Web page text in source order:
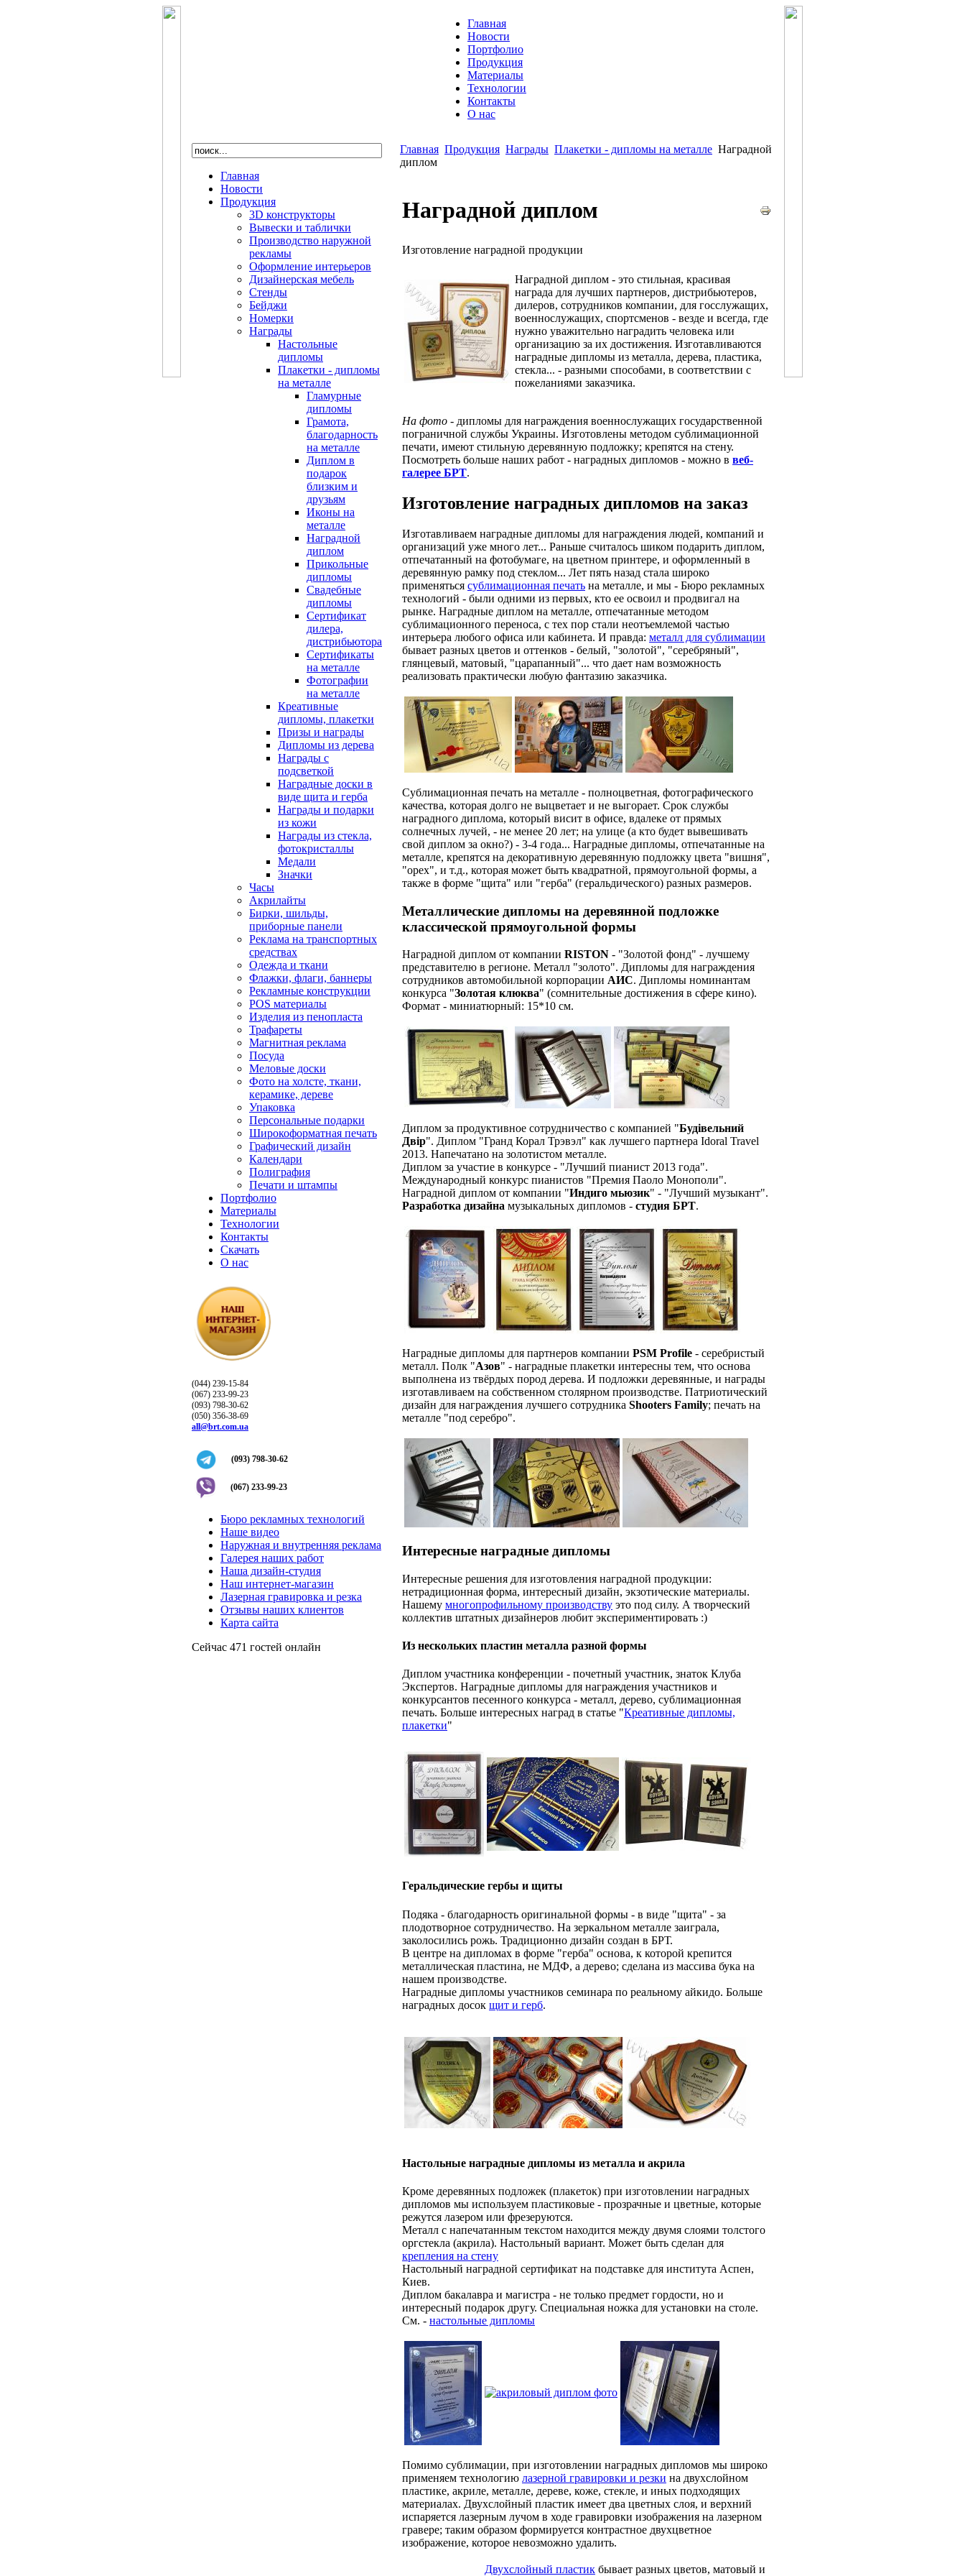
Главная
Новости
Портфолио
Продукция
Материалы
Технологии
Контакты
О нас
Главная
Новости
Продукция
3D конструкторы
Вывески и таблички
Производство наружной
рекламы
Оформление интерьеров
Дизайнерская мебель
Стенды
Бейджи
Номерки
Награды
Настольные
дипломы
Плакетки - дипломы
на металле
Гламурные
дипломы
Грамота,
благодарность
на металле
Диплом в
подарок
близким и
друзьям
Иконы на
металле
Наградной
диплом
Прикольные
дипломы
Свадебные
дипломы
Сертификат
дилера,
дистрибьютора
Сертификаты
на металле
Фотографии
на металле
Креативные
дипломы, плакетки
Призы и награды
Дипломы из дерева
Награды с
подсветкой
Наградные доски в
виде щита и герба
Награды и подарки
из кожи
Награды из стекла,
фотокристаллы
Медали
Значки
Часы
Акрилайты
Бирки, шильды,
приборные панели
Реклама на транспортных
средствах
Одежда и ткани
Флажки, флаги, баннеры
Рекламные конструкции
POS материалы
Изделия из пенопласта
Трафареты
Магнитная реклама
Посуда
Меловые доски
Фото на холсте, ткани,
керамике, дереве
Упаковка
Персональные подарки
Широкоформатная печать
Графический дизайн
Календари
Полиграфия
Печати и штампы
Портфолио
Материалы
Технологии
Контакты
Скачать
О нас
(044) 239-15-84
(067) 233-99-23
(093) 798-30-62
(050) 356-38-69
all@brt.com.ua
(093) 798-30-62
(067) 233-99-23
Бюро рекламных технологий
Наше видео
Наружная и внутренняя реклама
Галерея наших работ
Наша дизайн-студия
Наш интернет-магазин
Лазерная гравировка и резка
Отзывы наших клиентов
Карта сайта
Сейчас 471 гостей онлайн
Главная Продукция Награды Плакетки - дипломы на металле Наградной
диплом
Наградной диплом
Изготовление наградной продукции
Наградной диплом - это стильная, красивая
награда для лучших партнеров, дистрибьютеров,
дилеров, сотрудников компании, для госслужащих,
военнослужащих, спортсменов - везде и всегда, где
нужно уважительно наградить человека или
организацию за их достижения. Изготавливаются
наградные дипломы из металла, дерева, пластика,
стекла... - разными способами, в соответствии с
пожеланиями заказчика.
На фото - дипломы для награждения военнослужащих государственной
пограничной службы Украины. Изготовлены методом сублимационной
печати, имеют стильную деревянную подложку; крепятся на стену.
Посмотреть больше наших работ - наградных дипломов - можно в веб-
галерее БРТ.
Изготовление наградных дипломов на заказ
Изготавливаем наградные дипломы для награждения людей, компаний и
организаций уже много лет... Раньше считалось шиком подарить диплом,
отпечатанный на фотобумаге, на цветном принтере, и оформленный в
деревянную рамку под стеклом... Лет пять назад стала широко
применяться сублимационная печать на металле, и мы - Бюро рекламных
технологий - были одними из первых, кто ее освоил и продвигал на
рынке. Наградные диплом на металле, отпечатанные методом
сублимационного переноса, с тех пор стали неотъемлемой частью
интерьера любого офиса или кабинета. И правда: металл для сублимации
бывает разных цветов и оттенков - белый, "золотой", "серебряный",
глянцевый, матовый, "царапанный"... что дает нам возможность
реализовать практически любую фантазию заказчика.
Сублимационная печать на металле - полноцветная, фотографического
качества, которая долго не выцветает и не выгорает. Срок службы
наградного диплома, который висит в офисе, вдалеке от прямых
солнечных лучей, - не менее 20 лет; на улице (а кто будет вывешивать
свой диплом за окно?) - 3-4 года... Наградные дипломы, отпечатанные на
металле, крепятся на декоративную деревянную подложку цвета "вишня",
"орех", и т.д., которая может быть квадратной, прямоугольной формы, а
также в форме "щита" или "герба" (геральдического) разных размеров.
Металлические дипломы на деревянной подложке
классической прямоугольной формы
Наградной диплом от компании RISTON - "Золотой фонд" - лучшему
представителю в регионе. Металл "золото". Дипломы для награждения
сотрудников автомобильной корпорации АИС. Дипломы номинантам
конкурса "Золотая клюква" (сомнительные достижения в сфере кино).
Формат - миниатюрный: 15*10 см.
Диплом за продуктивное сотрудничество с компанией "Будівельний
Двір". Диплом "Гранд Корал Трэвэл" как лучшего партнера Idoral Travel
2013. Напечатано на золотистом металле.
Диплом за участие в конкурсе - "Лучший пианист 2013 года".
Международный конкурс пианистов "Премия Паоло Монополи".
Наградной диплом от компании "Индиго мьюзик" - "Лучший музыкант".
Разработка дизайна музыкальных дипломов - студия БРТ.
Наградные дипломы для партнеров компании PSM Profile - серебристый
металл. Полк "Азов" - наградные плакетки интересны тем, что основа
выполнена из твёрдых пород дерева. И подложки деревянные, и награды
изготавливаем на собственном столярном производстве. Патриотический
дизайн для награждения лучшего сотрудника Shooters Family; печать на
металле "под серебро".
Интересные наградные дипломы
Интересные решения для изготовления наградной продукции:
нетрадиционная форма, интересный дизайн, экзотические материалы.
Нашему многопрофильному производству это под силу. А творческий
коллектив штатных дизайнеров любит экспериментировать :)
Из нескольких пластин металла разной формы
Диплом участника конференции - почетный участник, знаток Клуба
Экспертов. Наградные дипломы для награждения участников и
конкурсантов песенного конкурса - металл, дерево, сублимационная
печать. Больше интересных наград в статье "Креативные дипломы,
плакетки"
Геральдические гербы и щиты
Подяка - благодарность оригинальной формы - в виде "щита" - за
плодотворное сотрудничество. На зеркальном металле заиграла,
заколосились рожь. Традиционно дизайн создан в БРТ.
В центре на дипломах в форме "герба" основа, к которой крепится
металлическая пластина, не МДФ, а дерево; сделана из массива бука на
нашем производстве.
Наградные дипломы участников семинара по реальному айкидо. Больше
наградных досок щит и герб.
Настольные наградные дипломы из металла и акрила
Кроме деревянных подложек (плакеток) при изготовлении наградных
дипломов мы используем пластиковые - прозрачные и цветные, которые
режутся лазером или фрезеруются.
Металл с напечатанным текстом находится между двумя слоями толстого
оргстекла (акрила). Настольный вариант. Может быть сделан для
крепления на стену
Настольный наградной сертификат на подставке для института Аспен,
Киев.
Диплом бакалавра и магистра - не только предмет гордости, но и
интересный подарок другу. Специальная ножка для установки на столе.
См. - настольные дипломы
Помимо сублимации, при изготовлении наградных дипломов мы широко
применяем технологию лазерной гравировки и резки на двухслойном
пластике, акриле, металле, дереве, коже, стекле, и иных подходящих
материалах. Двухслойный пластик имеет два цветных слоя, и верхний
испаряется лазерным лучом в ходе гравировки изображения на лазерном
гравере; таким образом формируется контрастное двухцветное
изображение, которое невозможно удалить.
Двухслойный пластик бывает разных цветов, матовый и